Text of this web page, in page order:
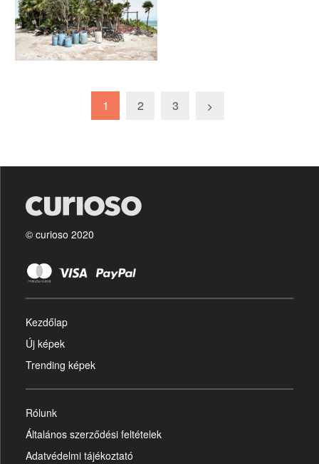
1 2 3
© curioso 2020
Kezdőlap
Új képek
Trending képek
Rólunk
Általános szerződési feltételek
Adatvédelmi tájékoztató